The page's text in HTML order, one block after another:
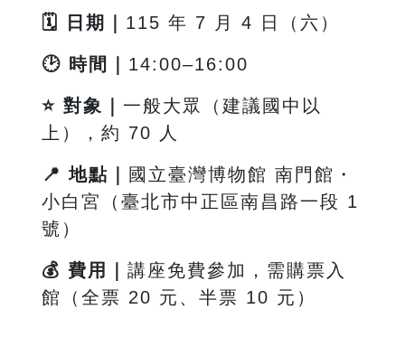
🗓 日期｜ 115 年 7 月 4 日（六）
🕑 時間｜ 14:00–16:00
⭐ 對象｜ 一般大眾（建議國中以
上），約 70 人
📍 地點｜
國立臺灣博物館 南門館・
小白宮（臺北市中正區南昌路一段 1
號）
💰 費用｜ 講座免費參加，需購票入
館（全票 20 元、半票 10 元）